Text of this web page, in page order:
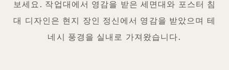
보세요. 작업대에서 영감을 받은 세면대와 포스터 침
대 디자인은 현지 장인 정신에서 영감을 받았으며 테
네시 풍경을 실내로 가져왔습니다.